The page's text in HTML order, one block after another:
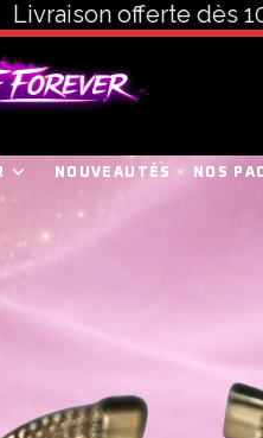
offerte dès 100€
NOUVEAUTÉS NOS